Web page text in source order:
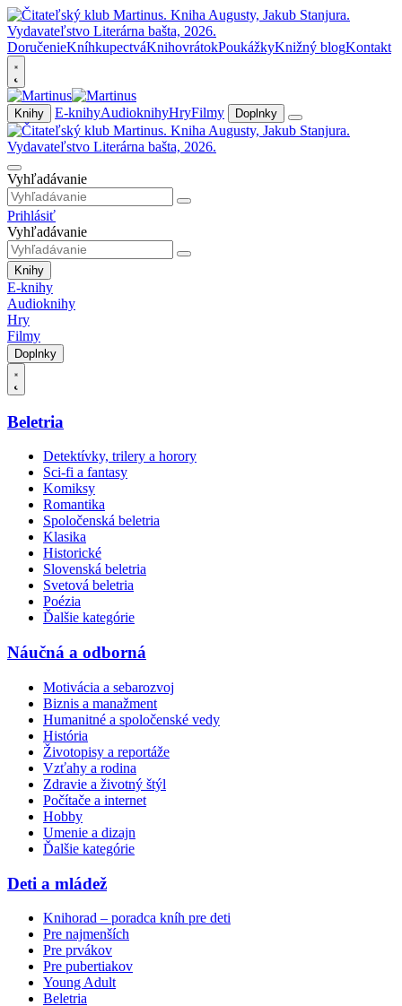
DoručenieKníhkupectváKnihovrátokPoukážkyKnižný blogKontakt
Knihy E-knihyAudioknihyHryFilmy Doplnky
Vyhľadávanie
Prihlásiť
Vyhľadávanie
Knihy
E-knihy
Audioknihy
Hry
Filmy
Doplnky
Beletria
Detektívky, trilery a horory
Sci-fi a fantasy
Komiksy
Romantika
Spoločenská beletria
Klasika
Historické
Slovenská beletria
Svetová beletria
Poézia
Ďalšie kategórie
Náučná a odborná
Motivácia a sebarozvoj
Biznis a manažment
Humanitné a spoločenské vedy
História
Životopisy a reportáže
Vzťahy a rodina
Zdravie a životný štýl
Počítače a internet
Hobby
Umenie a dizajn
Ďalšie kategórie
Deti a mládež
Knihorad – poradca kníh pre deti
Pre najmenších
Pre prvákov
Pre pubertiakov
Young Adult
Beletria